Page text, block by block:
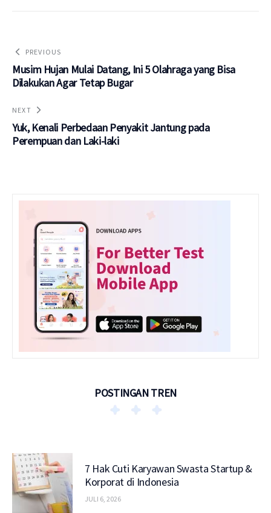
PREVIOUS
Musim Hujan Mulai Datang, Ini 5 Olahraga yang Bisa
Dilakukan Agar Tetap Bugar
NEXT
Yuk, Kenali Perbedaan Penyakit Jantung pada
Perempuan dan Laki-laki
POSTINGAN TREN
7 Hak Cuti Karyawan Swasta Startup &
Korporat di Indonesia
JULI 6, 2026